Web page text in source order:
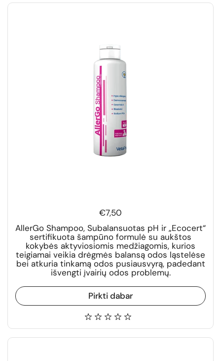
€7,50
AllerGo Shampoo, Subalansuotas pH ir „Ecocert“
sertifikuota šampūno formulė su aukštos
kokybės aktyviosiomis medžiagomis, kurios
teigiamai veikia drėgmės balansą odos ląstelėse
bei atkuria tinkamą odos pusiausvyrą, padedant
išvengti įvairių odos problemų.
Pirkti dabar